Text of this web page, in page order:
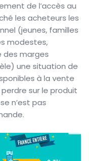
de l’accès au
les acheteurs les
(jeunes, familles
modestes,
des marges
une situation de
à la vente
sur le produit
n’est pas